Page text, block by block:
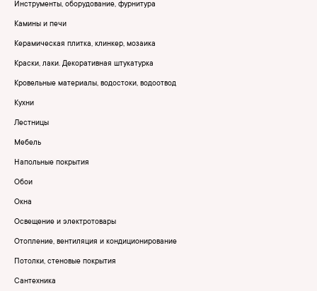
Инструменты, оборудование, фурнитура
Камины и печи
Керамическая плитка, клинкер, мозаика
Краски, лаки. Декоративная штукатурка
Кровельные материалы, водостоки, водоотвод
Кухни
Лестницы
Мебель
Напольные покрытия
Обои
Окна
Освещение и электротовары
Отопление, вентиляция и кондиционирование
Потолки, стеновые покрытия
Сантехника